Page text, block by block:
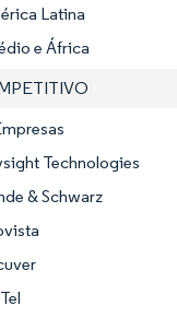
Latina
e África
Technologies
& Schwarz